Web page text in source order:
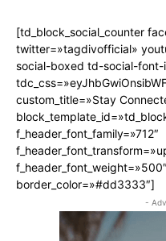
[td_block_social_counter
twitter=»tagdivofficial»
social-boxed td-social-font-
custom_title=»Stay
f_header_font_family=»712″
border_color=»#dd3333″]
-